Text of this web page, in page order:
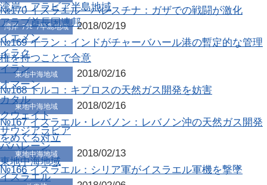
湾岸・アラビア半島地域
アラブ首長国連邦
イエメン
イラク
イラン
オマーン
カタル
クウェイト
サウジアラビア
バハレーン
東地中海地域
イスラエル
№170 イスラエル・パレスチナ：ガザでの戦闘が激化
湾岸･ｱﾗﾋﾞｱ半島地域
2018/02/19
№169 イラン：インドがチャーバハール港の暫定的な管理
権を持つことで合意
東地中海地域
2018/02/16
№168 トルコ：キプロスの天然ガス開発を妨害
東地中海地域
2018/02/16
№167 イスラエル・レバノン：レバノン沖の天然ガス開発
をめぐる対立
東地中海地域
2018/02/13
№166 イスラエル：シリア軍がイスラエル軍機を撃墜